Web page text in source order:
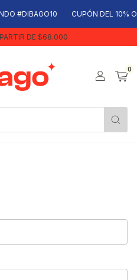
#DIBAGO10 CUPÓN DEL 10%
DE $68.000
0